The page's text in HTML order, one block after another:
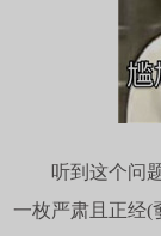
听到这个问题
一枚严肃且正经(